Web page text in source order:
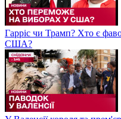
Гарріс чи Трамп? Хто є
США?